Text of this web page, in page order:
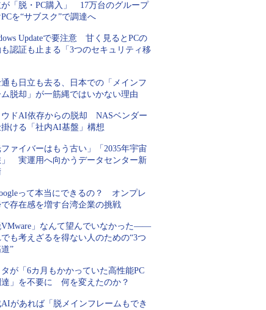
が「脱・PC購入」 17万台のグループ
を“サブスク”で調達へ
Updateで要注意 甘く見るとPCの
も認証も止まる「3つのセキュリティ移
も日立も去る、日本での「メインフ
ム脱却」が一筋縄ではいかない理由
ウドAI依存からの脱却 NASベンダー
ける「社内AI基盤」構想
ファイバーはもう古い」「2035年宇宙
」 実運用へ向かうデータセンター新
って本当にできるの？ オンプレ
で存在感を増す台湾企業の挑戦
VMware」なんて望んでいなかった――
も考えざるを得ない人のための“3つ
”
タが「6カ月もかかっていた高性能PC
達」を不要に 何を変えたのか？
があれば「脱メインフレームもでき